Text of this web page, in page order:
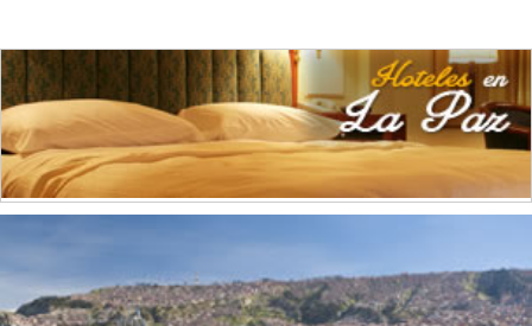
Elaboración de alimentos para animales
Electricidad(1)
Envasado y conservación de legumbres(2)
Fábrica de Ladrillos
Fotografías
Grasas Vegetales(1)